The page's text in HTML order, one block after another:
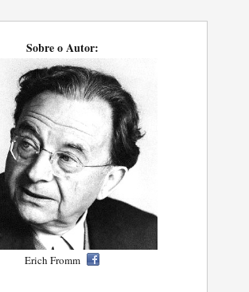
Sobre o Autor:
Erich Fromm